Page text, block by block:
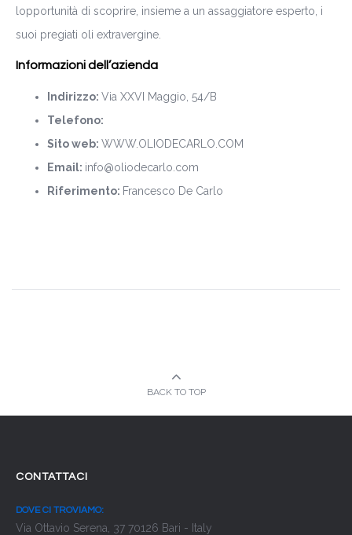
lopportunità di scoprire, insieme a un assaggiatore esperto, i
suoi pregiati oli extravergine.
Informazioni dell’azienda
Indirizzo: Via XXVI Maggio, 54/B
Telefono:
Sito web: WWW.OLIODECARLO.COM
Email: info@oliodecarlo.com
Riferimento: Francesco De Carlo
BACK TO TOP
CONTATTACI
DOVE CI TROVIAMO:
Via Ottavio Serena, 37 70126 Bari - Italy